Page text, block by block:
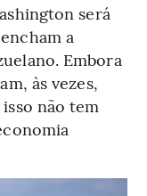
será
a
Embora
às vezes,
não tem